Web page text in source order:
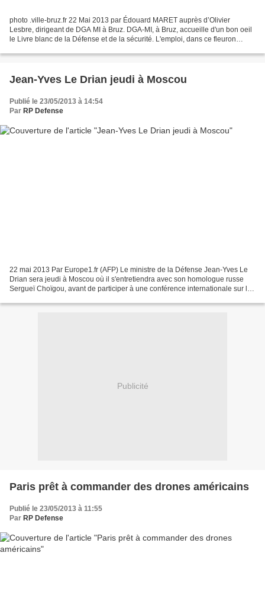
photo .ville-bruz.fr 22 Mai 2013 par Édouard MARET auprès d’Olivier
Lesbre, dirigeant de DGA MI à Bruz. DGA-MI, à Bruz, accueille d'un bon oeil
le Livre blanc de la Défense et de la sécurité. L'emploi, dans ce fleuron
Jean-Yves Le Drian jeudi à Moscou
Publié le 23/05/2013 à 14:54
Par RP Defense
22 mai 2013 Par Europe1.fr (AFP) Le ministre de la Défense Jean-Yves Le
Drian sera jeudi à Moscou où il s'entretiendra avec son homologue russe
Sergueï Choïgou, avant de participer à une conférence internationale sur le
Publicité
Paris prêt à commander des drones américains
Publié le 23/05/2013 à 11:55
Par RP Defense